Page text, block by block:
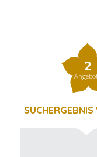
2
SUCHERGEBNIS